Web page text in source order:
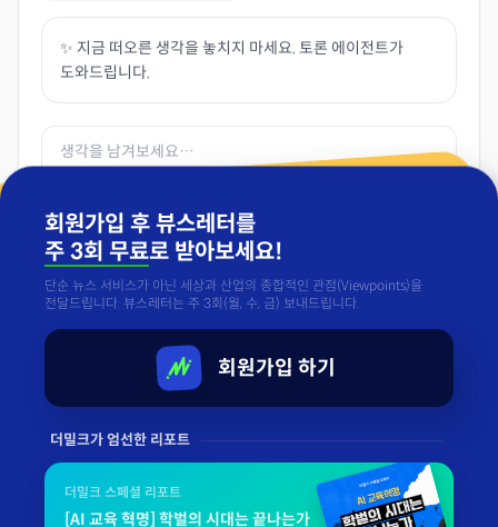
✨ 지금 떠오른 생각을 놓치지 마세요. 토론 에이전트가
도와드립니다.
커뮤니티 가이드를 준수해주세요
댓글
« 다음 »
회원가입 후 뷰스레터를
주 3회 무료로 받아보세요!
단순 뉴스 서비스가 아닌 세상과 산업의 종합적인 관점(Viewpoints)을
전달드립니다. 뷰스레터는 주 3회(월, 수, 금) 보내드립니다.
회원가입 하기
더밀크가 엄선한 리포트
더밀크 스페셜 리포트
[AI 교육 혁명] 학벌의 시대는 끝나는가